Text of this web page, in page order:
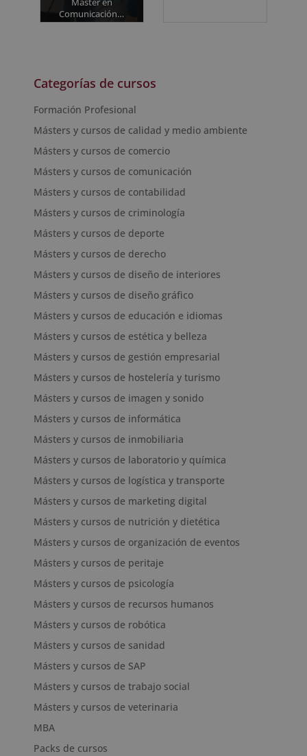
Máster en
Comunicación…
Categorías de cursos
Formación Profesional
Másters y cursos de calidad y medio ambiente
Másters y cursos de comercio
Másters y cursos de comunicación
Másters y cursos de contabilidad
Másters y cursos de criminología
Másters y cursos de deporte
Másters y cursos de derecho
Másters y cursos de diseño de interiores
Másters y cursos de diseño gráfico
Másters y cursos de educación e idiomas
Másters y cursos de estética y belleza
Másters y cursos de gestión empresarial
Másters y cursos de hostelería y turismo
Másters y cursos de imagen y sonido
Másters y cursos de informática
Másters y cursos de inmobiliaria
Másters y cursos de laboratorio y química
Másters y cursos de logística y transporte
Másters y cursos de marketing digital
Másters y cursos de nutrición y dietética
Másters y cursos de organización de eventos
Másters y cursos de peritaje
Másters y cursos de psicología
Másters y cursos de recursos humanos
Másters y cursos de robótica
Másters y cursos de sanidad
Másters y cursos de SAP
Másters y cursos de trabajo social
Másters y cursos de veterinaria
MBA
Packs de cursos